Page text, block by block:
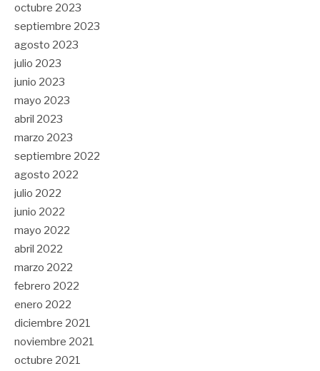
octubre 2023
septiembre 2023
agosto 2023
julio 2023
junio 2023
mayo 2023
abril 2023
marzo 2023
septiembre 2022
agosto 2022
julio 2022
junio 2022
mayo 2022
abril 2022
marzo 2022
febrero 2022
enero 2022
diciembre 2021
noviembre 2021
octubre 2021